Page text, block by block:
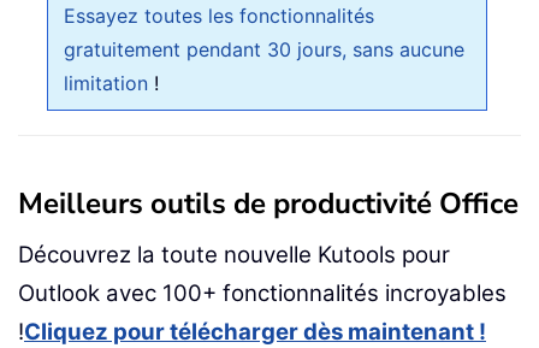
Essayez toutes les fonctionnalités
gratuitement pendant 30 jours, sans aucune
limitation !
Meilleurs outils de productivité Office
Découvrez la toute nouvelle Kutools pour
Outlook avec 100+ fonctionnalités incroyables
!Cliquez pour télécharger dès maintenant !